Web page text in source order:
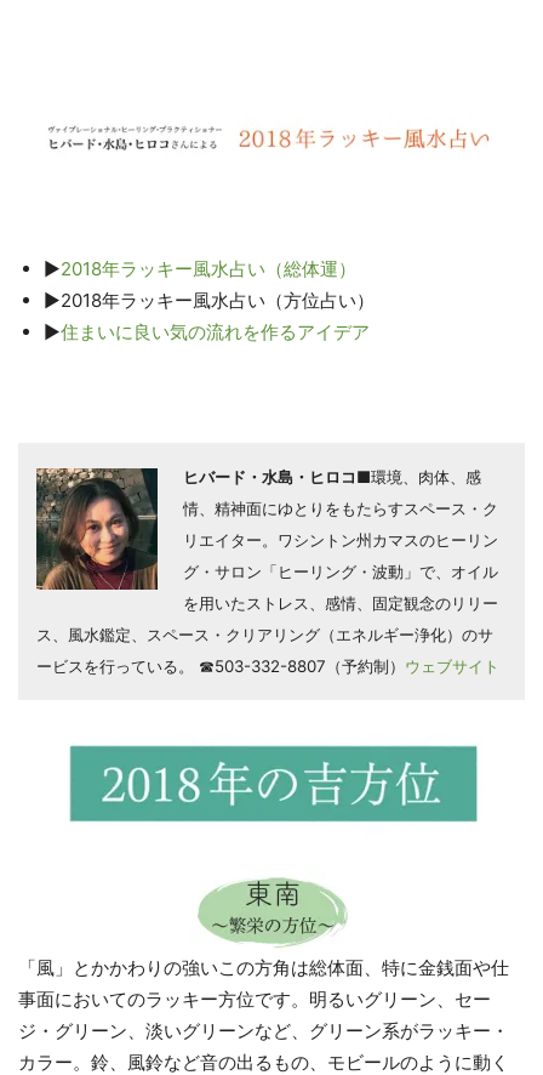
▶2018年ラッキー風水占い（総体運）
▶2018年ラッキー風水占い（方位占い）
▶住まいに良い気の流れを作るアイデア
ヒバード・水島・ヒロコ■環境、肉体、感
情、精神面にゆとりをもたらすスペース・ク
リエイター。ワシントン州カマスのヒーリン
グ・サロン「ヒーリング・波動」で、オイル
を用いたストレス、感情、固定観念のリリー
ス、風水鑑定、スペース・クリアリング（エネルギー浄化）のサ
ービスを行っている。 ☎503-332-8807（予約制） ウェブサイト
「風」とかかわりの強いこの方角は総体面、特に金銭面や仕
事面においてのラッキー方位です。明るいグリーン、セー
ジ・グリーン、淡いグリーンなど、グリーン系がラッキー・
カラー。鈴、風鈴など音の出るもの、モビールのように動く